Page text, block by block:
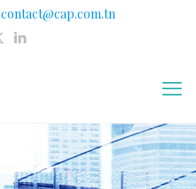
contact@cap.com.tn